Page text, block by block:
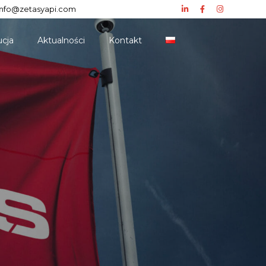
Aktualności Kontakt
0
0
1
2
3
4
5
6